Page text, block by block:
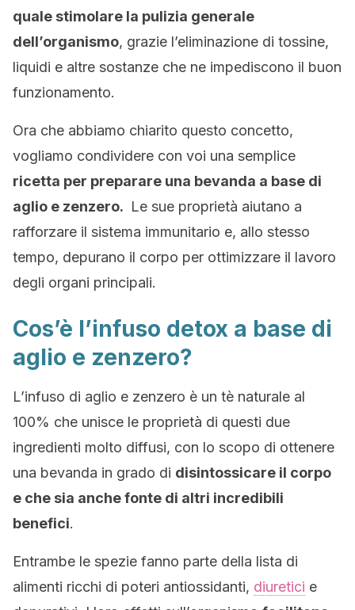
quale stimolare la pulizia generale
dell’organismo, grazie l’eliminazione di tossine,
liquidi e altre sostanze che ne impediscono il buon
funzionamento.
Ora che abbiamo chiarito questo concetto,
vogliamo condividere con voi una semplice
ricetta per preparare una bevanda a base di
aglio e zenzero. Le sue proprietà aiutano a
rafforzare il sistema immunitario e, allo stesso
tempo, depurano il corpo per ottimizzare il lavoro
degli organi principali.
Cos’è l’infuso detox a base di
aglio e zenzero?
L’infuso di aglio e zenzero è un tè naturale al
100% che unisce le proprietà di questi due
ingredienti molto diffusi, con lo scopo di ottenere
una bevanda in grado di disintossicare il corpo
e che sia anche fonte di altri incredibili
benefici.
Entrambe le spezie fanno parte della lista di
alimenti ricchi di poteri antiossidanti, diuretici e